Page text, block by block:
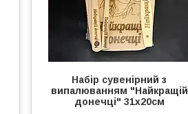
Набір сувенірний з
випалюванням "Найкращій
донечці" 31х20см